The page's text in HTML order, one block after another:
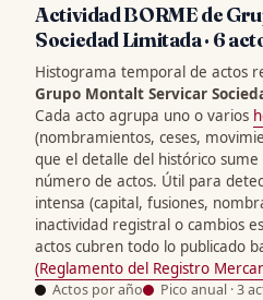
Actividad BORME de
Sociedad Limitada · 6
Histograma temporal de actos
Grupo Montalt Servicar
Cada acto agrupa uno o varios
(nombramientos, ceses,
que el detalle del histórico
número de actos. Útil para
intensa (capital, fusiones,
inactividad registral o cambios
actos cubren todo lo publicado
(Reglamento del Registro
Actos por año Pico anual · 3